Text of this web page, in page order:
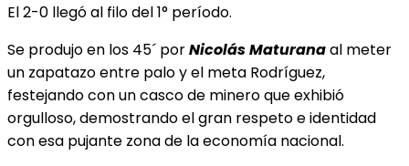
El 2-0 llegó al filo del 1° período.
Se produjo en los 45´ porNicolás Maturanaal meter
un zapatazo entre palo y el meta Rodríguez,
festejando con un casco de minero que exhibió
orgulloso, demostrando el gran respeto e identidad
con esa pujante zona de la economía nacional.